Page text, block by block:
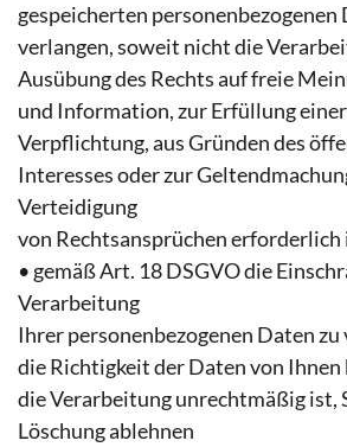
gespeicherten personenbezogenen
verlangen, soweit nicht die
Ausübung des Rechts auf freie
und Information, zur Erfüllung
Verpflichtung, aus Gründen des
Interesses oder zur
Verteidigung
von Rechtsansprüchen erforderlich
• gemäß Art. 18 DSGVO die
Verarbeitung
Ihrer personenbezogenen Daten
die Richtigkeit der Daten von
die Verarbeitung unrechtmäßig ist,
Löschung ablehnen